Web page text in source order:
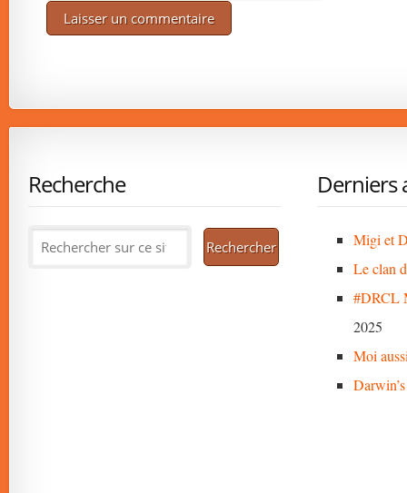
Recherche Derniers
Migi et
Le clan
#DRCL
2025
Moi